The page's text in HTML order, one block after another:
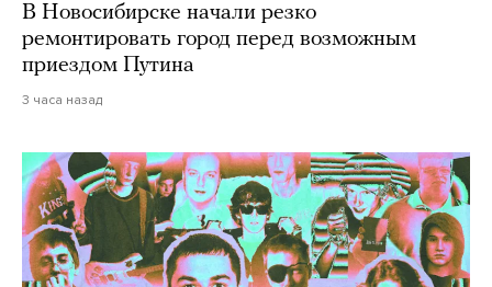
В Новосибирске начали резко
ремонтировать город перед возможным
приездом Путина
3 часа назад